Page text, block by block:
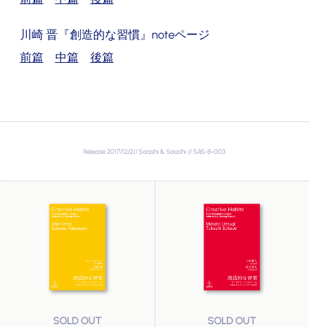
川崎 晋『創造的な習慣』noteページ
前篇
中篇 後篇
Release 2017/12/2// Saashi & Saashi // SAS-B-003